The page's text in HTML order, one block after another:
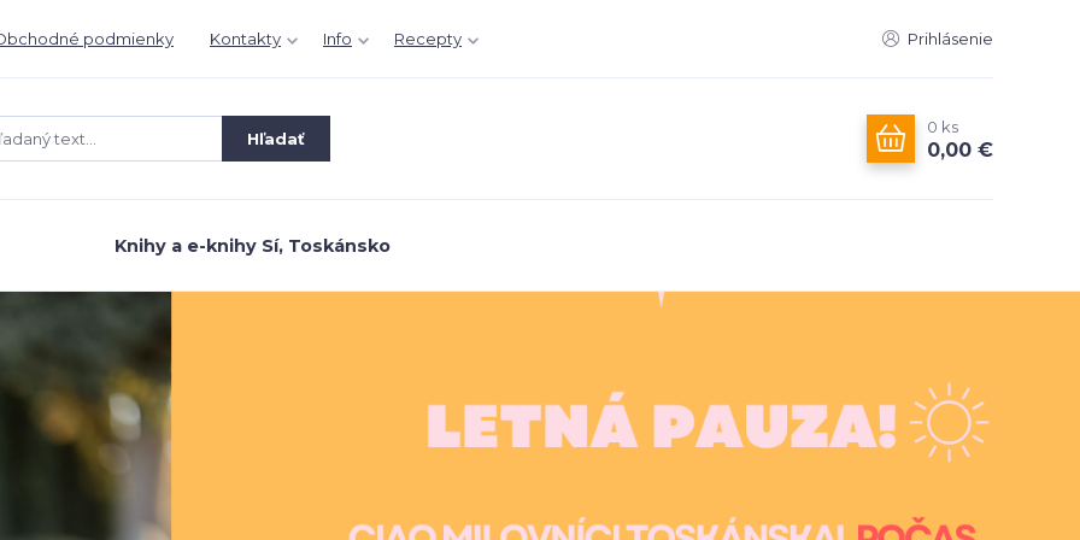
podmienky Kontakty Info Recepty Prihlásenie
Hľadať
0 ks
0,00 €
Knihy a e-knihy Sí, Toskánsko